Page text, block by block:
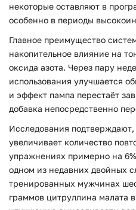
некоторые оставляют в
особенно в периоды
Главное преимущество
накопительное влияние на
оксида азота. Через пару
использования улучшается
и эффект пампа перестаёт
добавка непосредственно
Исследования
увеличивает количество
упражнениях примерно на
одном из недавних двойных
тренированных мужчинах
граммов цитруллина малата